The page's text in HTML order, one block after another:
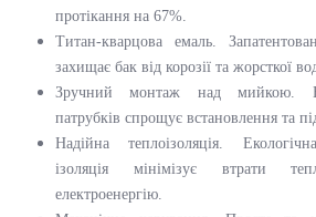
протікання на 67%.
Титан-кварцова емаль.
захищає бак від корозії та жорсткої
Зручний монтаж над мийкою.
патрубків спрощує встановлення та
Надійна теплоізоляція.
ізоляція мінімізує втрати
електроенергію.